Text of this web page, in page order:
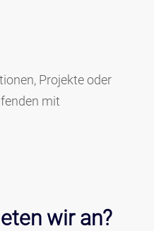
Projekte oder
mit
wir an?